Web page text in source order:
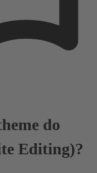
do
Editing)?